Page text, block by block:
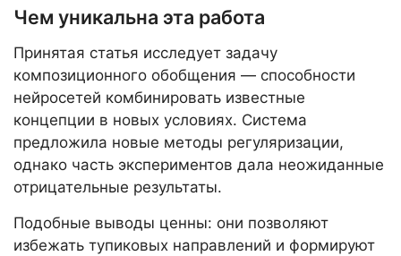
Чем уникальна эта работа
Принятая статья исследует задачу
композиционного обобщения — способности
нейросетей комбинировать известные
концепции в новых условиях. Система
предложила новые методы регуляризации,
однако часть экспериментов дала неожиданные
отрицательные результаты.
Подобные выводы ценны: они позволяют
избежать тупиковых направлений и формируют